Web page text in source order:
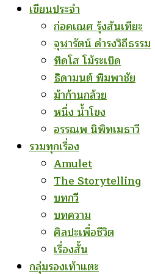
เขียนประจำ
ก่อคเณศ รุ้งสันเทียะ
จุฬารัตน์ ดำรงวิถีธรรม
ทิดโส โม้ระเบิด
ธิดามนต์ พิมพาชัย
ม้าก้านกล้วย
หนึ่ง น้ำโขง
อรรณพ นิพิทเมธาวี
รวมทุกเรื่อง
Amulet
The Storytelling
บทกวี
บทความ
ศิลปะเพื่อชีวิต
เรื่องสั้น
กลุ่มรองเท้าแตะ